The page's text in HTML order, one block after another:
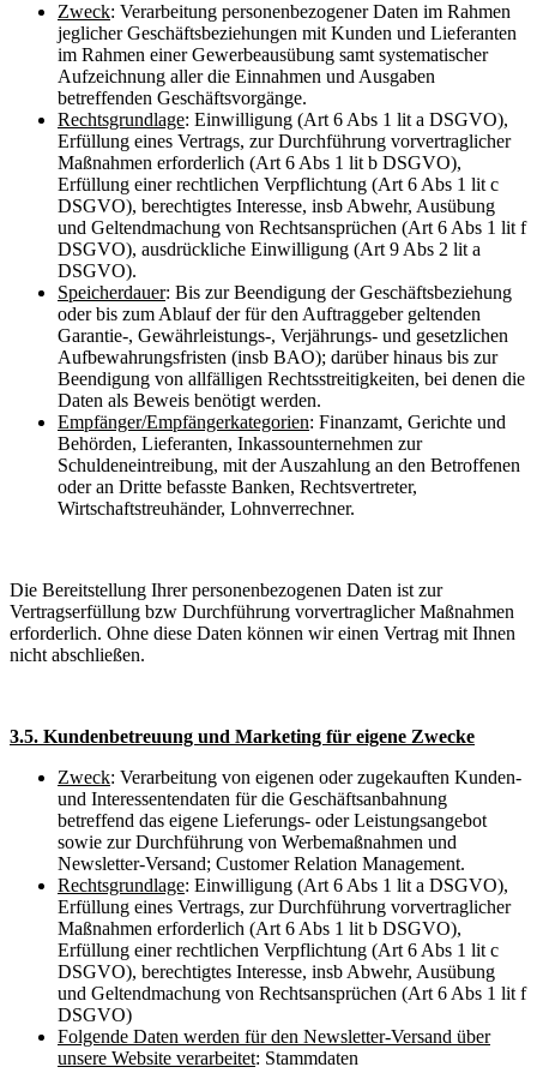
Zweck: Verarbeitung personenbezogener Daten im Rahmen
jeglicher Geschäftsbeziehungen mit Kunden und Lieferanten
im Rahmen einer Gewerbeausübung samt systematischer
Aufzeichnung aller die Einnahmen und Ausgaben
betreffenden Geschäftsvorgänge.
Rechtsgrundlage: Einwilligung (Art 6 Abs 1 lit a DSGVO),
Erfüllung eines Vertrags, zur Durchführung vorvertraglicher
Maßnahmen erforderlich (Art 6 Abs 1 lit b DSGVO),
Erfüllung einer rechtlichen Verpflichtung (Art 6 Abs 1 lit c
DSGVO), berechtigtes Interesse, insb Abwehr, Ausübung
und Geltendmachung von Rechtsansprüchen (Art 6 Abs 1 lit f
DSGVO), ausdrückliche Einwilligung (Art 9 Abs 2 lit a
DSGVO).
Speicherdauer: Bis zur Beendigung der Geschäftsbeziehung
oder bis zum Ablauf der für den Auftraggeber geltenden
Garantie-, Gewährleistungs-, Verjährungs- und gesetzlichen
Aufbewahrungsfristen (insb BAO); darüber hinaus bis zur
Beendigung von allfälligen Rechtsstreitigkeiten, bei denen die
Daten als Beweis benötigt werden.
Empfänger/Empfängerkategorien: Finanzamt, Gerichte und
Behörden, Lieferanten, Inkassounternehmen zur
Schuldeneintreibung, mit der Auszahlung an den Betroffenen
oder an Dritte befasste Banken, Rechtsvertreter,
Wirtschaftstreuhänder, Lohnverrechner.
Die Bereitstellung Ihrer personenbezogenen Daten ist zur
Vertragserfüllung bzw Durchführung vorvertraglicher Maßnahmen
erforderlich. Ohne diese Daten können wir einen Vertrag mit Ihnen
nicht abschließen.
3.5. Kundenbetreuung und Marketing für eigene Zwecke
Zweck: Verarbeitung von eigenen oder zugekauften Kunden-
und Interessentendaten für die Geschäftsanbahnung
betreffend das eigene Lieferungs- oder Leistungsangebot
sowie zur Durchführung von Werbemaßnahmen und
Newsletter-Versand; Customer Relation Management.
Rechtsgrundlage: Einwilligung (Art 6 Abs 1 lit a DSGVO),
Erfüllung eines Vertrags, zur Durchführung vorvertraglicher
Maßnahmen erforderlich (Art 6 Abs 1 lit b DSGVO),
Erfüllung einer rechtlichen Verpflichtung (Art 6 Abs 1 lit c
DSGVO), berechtigtes Interesse, insb Abwehr, Ausübung
und Geltendmachung von Rechtsansprüchen (Art 6 Abs 1 lit f
DSGVO)
Folgende Daten werden für den Newsletter-Versand über
unsere Website verarbeitet: Stammdaten